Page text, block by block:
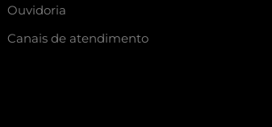
Ouvidoria
Canais de atendimento